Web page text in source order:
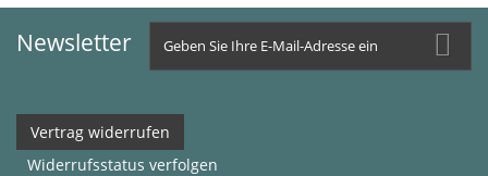
Newsletter
Vertrag widerrufen
Widerrufsstatus verfolgen